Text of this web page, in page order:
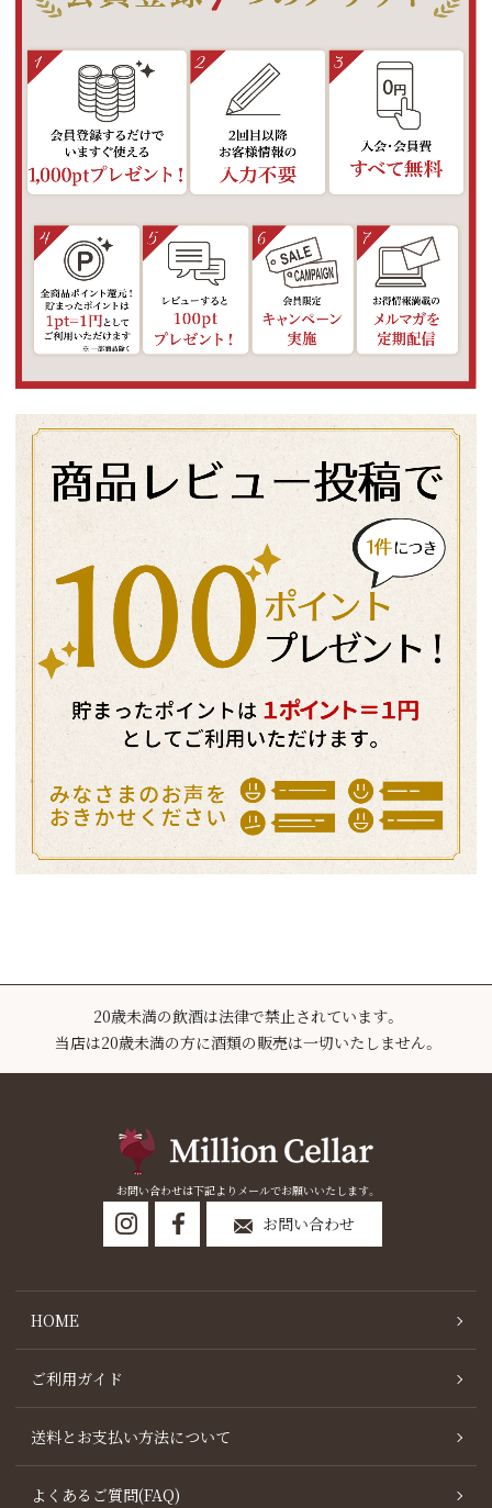
20歳未満の飲酒は法律で禁止されています。
当店は20歳未満の方に酒類の販売は一切いたしません。
お問い合わせは下記よりメールでお願いいたします。
お問い合わせ
HOME
ご利用ガイド
送料とお支払い方法について
よくあるご質問(FAQ)